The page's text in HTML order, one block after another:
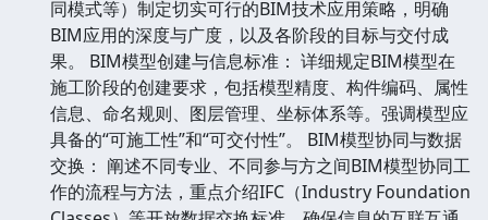
同模式等）制定切实可行的BIM技术应用策略，明确
BIM应用的深度与广度，以及各阶段的目标与交付成
果。 BIM模型创建与信息标准： 详细规定BIM模型在
施工阶段的创建要求，包括模型精度、构件编码、属性
信息、命名规则、图层管理、坐标体系等。强调模型应
具备的“可施工性”和“可交付性”。 BIM模型协同与数据
交换： 阐述不同专业、不同参与方之间BIM模型协同工
作的流程与方法，重点介绍IFC（Industry Foundation